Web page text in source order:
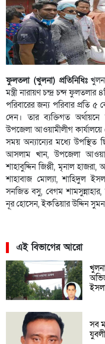
ফুলতলা (খুলনা) প্রতিনিধিঃ
মন্ত্রী নারায়ণ চন্দ্র চন্দ
পরিবারের জন্য পরিবার প্রতি
দেন। তার ব্যক্তিগত
উপজেলা আওয়ামীলীগ কার্যালয়ে
সময় অন্যান্যের মধ্যে উপস্থিত
আসলাম খান, উপজেলা
শাহাবুদ্দিন জিপ্পী, মৃনাল
শাহাবাজ মোল্যা, শাহিদুল
সনজিত বসু, বেগম
নূর হোসেন, ইকতিয়ার উদ্দিন
এই বিভাগের আরো
সব